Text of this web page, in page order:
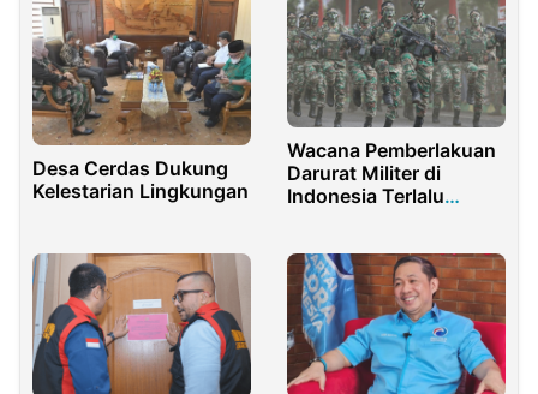
Desa Cerdas Dukung
Kelestarian Lingkungan
Wacana Pemberlakuan
Darurat Militer di
Indonesia Terlalu